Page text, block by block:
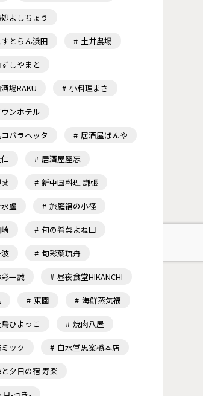
よしちょう
とらん浜田 土井農場
しやまと
場RAKU 小料理まさ
ンホテル
バラヘッタ 居酒屋ばんや
居酒屋座忘
新中国料理 謙張
盧 旅庭福の小径
旬の肴菜よね田
旬彩葉琉舟
一誠 昼夜食堂HIKANCHI
東園 海鮮蒸気福
ひよっこ 焼肉八屋
ック 白水堂思案橋本店
夕日の宿 寿楽